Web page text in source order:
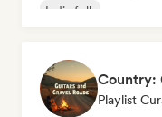
Indie folk
Country:
Playlist